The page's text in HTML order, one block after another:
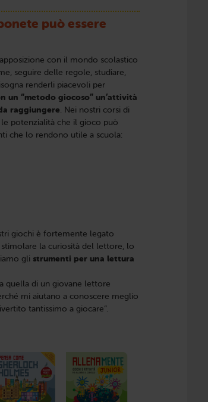
può essere
con il mondo scolastico
seguire delle regole, studiare,
renderli piacevoli per
un “metodo giocoso” un’attività
raggiungere. Nei nostri corsi di
potenzialità che il gioco può
che lo rendono utile a scuola:
giochi è fortemente legato
stimolare la curiosità del lettore, lo
gli strumenti per una lettura
quella di un giovane lettore
mi aiutano a conoscere meglio
tantissimo a giocare”.